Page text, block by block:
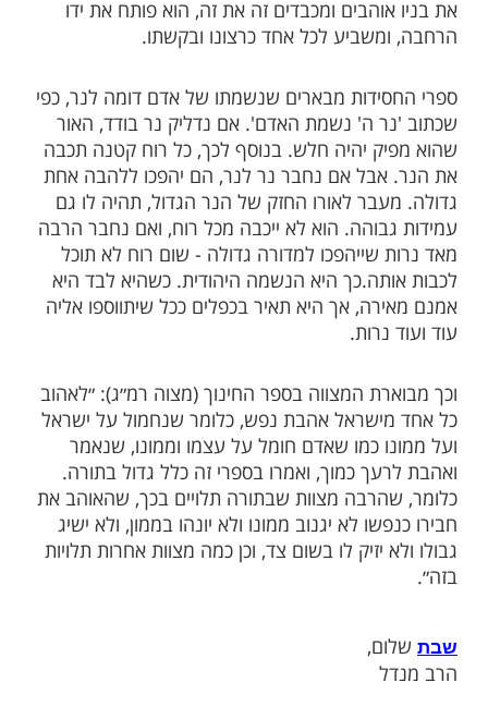
קשר בין תחילת הפסוק לסופו, 'אני ה". אך
'ואהבת לרעך כמוך' ממש, הוא אומר 'אני ה".
אני מצטרף לחברות הזו, להיות לשניכם אוהב
השכינה תשרה ביניהם.
כזו בעם ישראל גורמת להשראת השכינה.
לראות את ילדיו חיים בשלום ואהבה
לו להנאה גדולה, ואז הוא מוכן לתת
מה שרק ירצו. כך גם אבינו בשמים, בראותו
ומכבדים זה את זה, הוא פותח את ידו
מבארים שנשמתו של אדם דומה לנר, כפי
ה' נשמת האדם'. אם נדליק נר בודד, האור
יהיה חלש. בנוסף לכך, כל רוח קטנה תכבה
אם נחבר נר לנר, הם יהפכו ללהבה אחת
לאורו החזק של הנר הגדול, תהיה לו גם
הוא לא ייכבה מכל רוח, ואם נחבר הרבה
היא הנשמה היהודית. כשהיא לבד היא